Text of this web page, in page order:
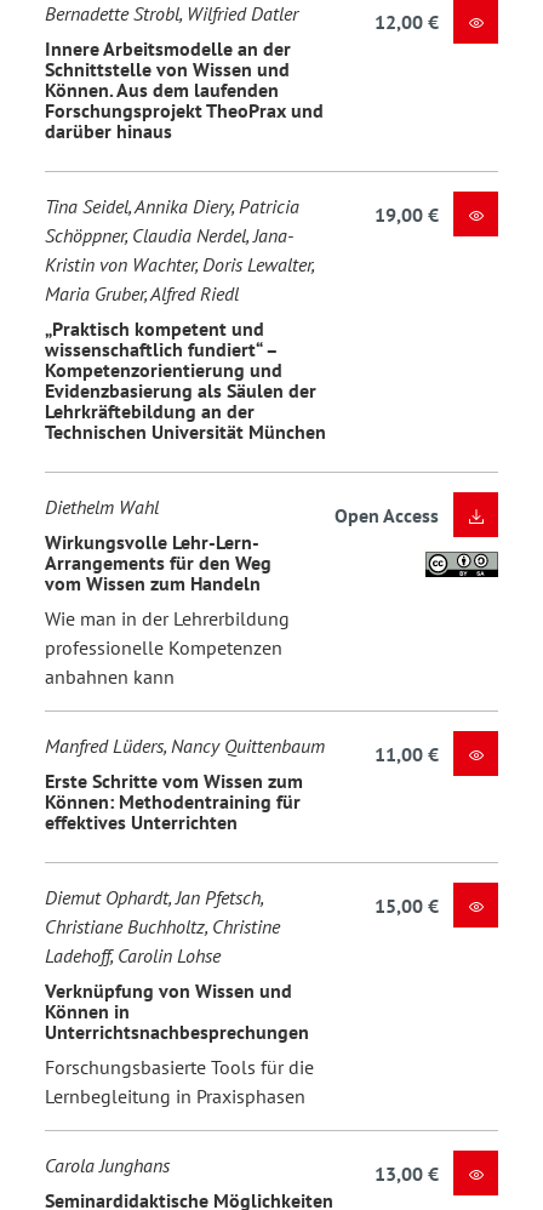
Bernadette Strobl, Wilfried Datler
Innere Arbeitsmodelle an der
Schnittstelle von Wissen und
Können. Aus dem laufenden
Forschungsprojekt TheoPrax und
darüber hinaus
12,00 €
Tina Seidel, Annika Diery, Patricia
Schöppner, Claudia Nerdel, Jana-
Kristin von Wachter, Doris Lewalter,
Maria Gruber, Alfred Riedl
„Praktisch kompetent und
wissenschaftlich fundiert“ –
Kompetenzorientierung und
Evidenzbasierung als Säulen der
Lehrkräftebildung an der
Technischen Universität München
19,00 €
Diethelm Wahl
Wirkungsvolle Lehr-Lern-
Arrangements für den Weg
vom Wissen zum Handeln
Wie man in der Lehrerbildung
professionelle Kompetenzen
anbahnen kann
Open Access
Manfred Lüders, Nancy Quittenbaum
Erste Schritte vom Wissen zum
Können: Methodentraining für
effektives Unterrichten
11,00 €
Diemut Ophardt, Jan Pfetsch,
Christiane Buchholtz, Christine
Ladehoff, Carolin Lohse
Verknüpfung von Wissen und
Können in
Unterrichtsnachbesprechungen
Forschungsbasierte Tools für die
Lernbegleitung in Praxisphasen
15,00 €
Carola Junghans
Seminardidaktische Möglichkeiten
13,00 €